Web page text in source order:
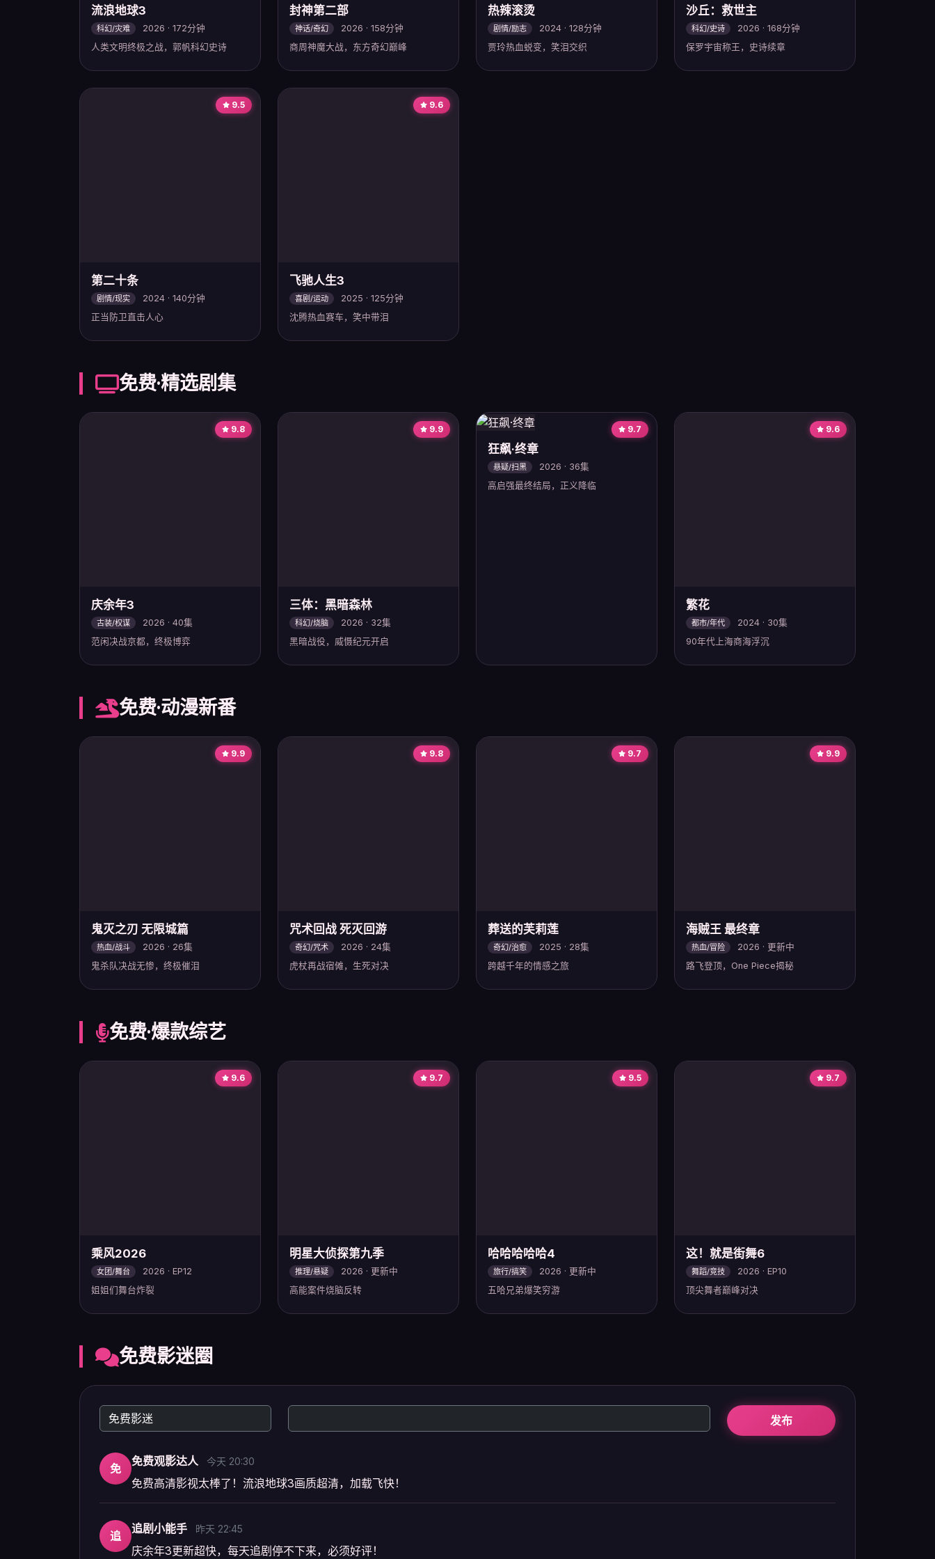
流浪地球3
科幻/灾难
2026 · 172分钟
人类文明终极之战，郭帆科幻史诗
封神第二部
神话/奇幻
2026 · 158分钟
商周神魔大战，东方奇幻巅峰
热辣滚烫
剧情/励志
2024 · 128分钟
贾玲热血蜕变，笑泪交织
沙丘：救世主
科幻/史诗
2026 · 168分钟
保罗宇宙称王，史诗续章
9.5
第二十条
剧情/现实
2024 · 140分钟
正当防卫直击人心
9.6
飞驰人生3
喜剧/运动
2025 · 125分钟
沈腾热血赛车，笑中带泪
免费·精选剧集
9.8
庆余年3
古装/权谋
2026 · 40集
范闲决战京都，终极博弈
9.9
三体：黑暗森林
科幻/烧脑
2026 · 32集
黑暗战役，威慑纪元开启
9.7 9.6
繁花
都市/年代
2024 · 30集
90年代上海商海浮沉
免费·动漫新番
9.9
鬼灭之刃 无限城篇
热血/战斗
2026 · 26集
鬼杀队决战无惨，终极催泪
9.8
咒术回战 死灭回游
奇幻/咒术
2026 · 24集
虎杖再战宿傩，生死对决
9.7
葬送的芙莉莲
奇幻/治愈
2025 · 28集
跨越千年的情感之旅
9.9
海贼王 最终章
热血/冒险
2026 · 更新中
路飞登顶，One Piece揭秘
免费·爆款综艺
9.6
乘风2026
女团/舞台
2026 · EP12
姐姐们舞台炸裂
9.7
明星大侦探第九季
推理/悬疑
2026 · 更新中
高能案件烧脑反转
9.5
哈哈哈哈哈4
旅行/搞笑
2026 · 更新中
五哈兄弟爆笑穷游
9.7
这！就是街舞6
舞蹈/竞技
2026 · EP10
顶尖舞者巅峰对决
免费影迷圈
发布
免
免费观影达人 今天 20:30
免费高清影视太棒了！流浪地球3画质超清，加载飞快！
追
追剧小能手 昨天 22:45
庆余年3更新超快，每天追剧停不下来，必须好评！